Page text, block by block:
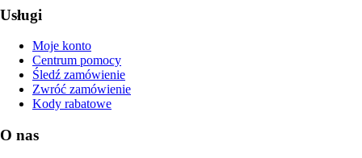
Usługi
Moje konto
Centrum pomocy
Śledź zamówienie
Zwróć zamówienie
Kody rabatowe
O nas